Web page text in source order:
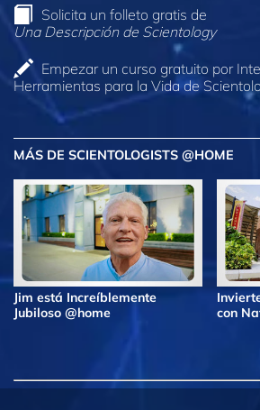
Solicita un folleto gratis de
Una Descripción de Scientology
Empezar un curso gratuito por
Herramientas para la Vida de
MÁS DE SCIENTOLOGISTS @HOME
Jim está Increíblemente
Jubiloso @home
con